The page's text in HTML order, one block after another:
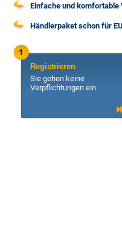
Einfache und
Händlerpaket schon für
Registrieren
Sie gehen keine
Verpflichtungen ein